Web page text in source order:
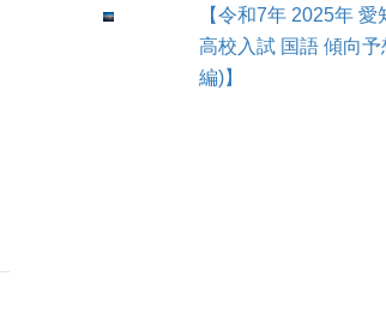
【令和7年 2025年 愛
高校入試 国語 傾向予
編)】